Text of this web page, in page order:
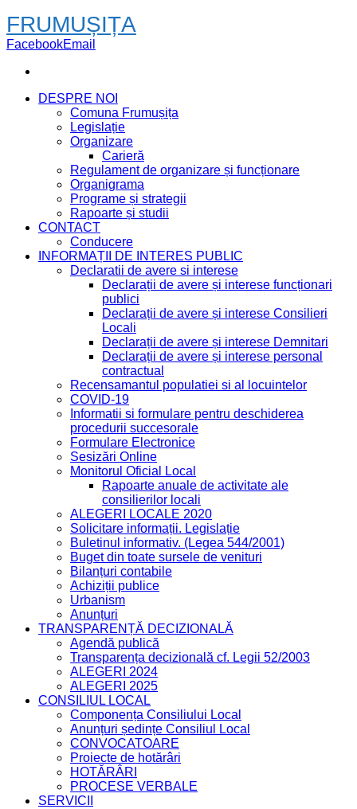
FRUMUȘIȚA
FacebookEmail
DESPRE NOI
Comuna Frumușița
Legislație
Organizare
Carieră
Regulament de organizare și funcționare
Organigrama
Programe și strategii
Rapoarte și studii
CONTACT
Conducere
INFORMAȚII DE INTERES PUBLIC
Declaratii de avere si interese
Declarații de avere și interese funcționari
publici
Declarații de avere și interese Consilieri
Locali
Declarații de avere și interese Demnitari
Declarații de avere și interese personal
contractual
Recensamantul populatiei si al locuintelor
COVID-19
Informatii si formulare pentru deschiderea
procedurii succesorale
Formulare Electronice
Sesizări Online
Monitorul Oficial Local
Rapoarte anuale de activitate ale
consilierilor locali
ALEGERI LOCALE 2020
Solicitare informații. Legislație
Buletinul informativ. (Legea 544/2001)
Buget din toate sursele de venituri
Bilanțuri contabile
Achiziții publice
Urbanism
Anunțuri
TRANSPARENȚĂ DECIZIONALĂ
Agendă publică
Transparența decizională cf. Legii 52/2003
ALEGERI 2024
ALEGERI 2025
CONSILIUL LOCAL
Componența Consiliului Local
Anunțuri ședințe Consiliul Local
CONVOCATOARE
Proiecte de hotărâri
HOTĂRÂRI
PROCESE VERBALE
SERVICII